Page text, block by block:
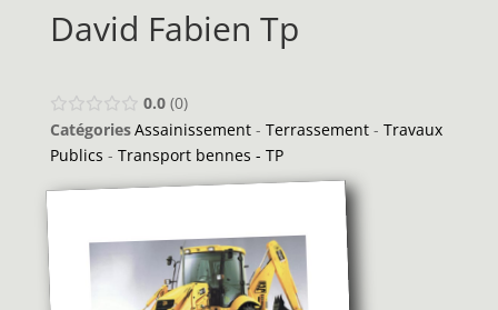
David Fabien Tp
0.0 0
CatégoriesAssainissement- Terrassement- Travaux
Publics - Transport bennes - TP